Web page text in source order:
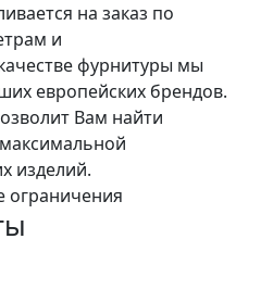
на заказ по
и
фурнитуры мы
европейских брендов.
Вам найти
изделий.
ограничения